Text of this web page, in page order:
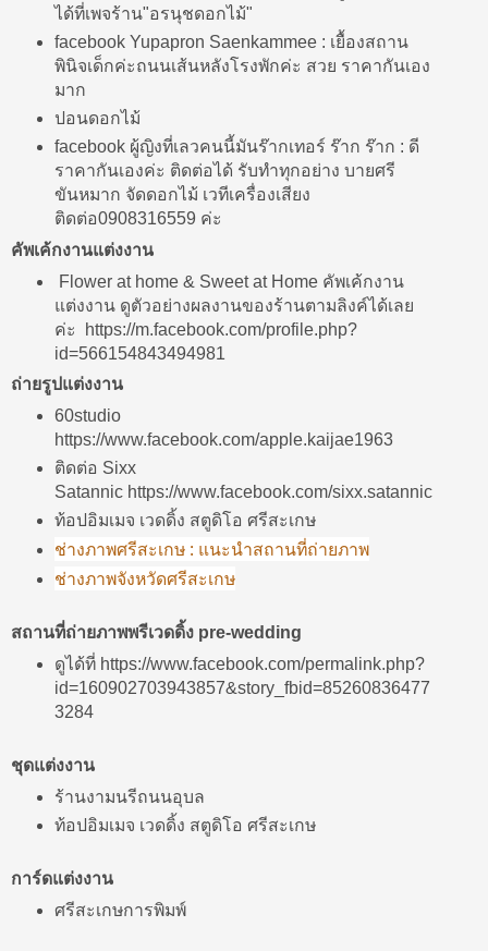
ได้ที่เพจร้าน"อรนุชดอกไม้"
facebook Yupapron Saenkammee : เยื้องสถาน
พินิจเด็กค่ะถนนเส้นหลังโรงพักค่ะ สวย ราคากันเอง
มาก
ปอนดอกไม้
facebook ผู้ญิงที่เลวคนนี้มันร๊ากเทอร์ ร๊าก ร๊าก : ดี
ราคากันเองค่ะ ติดต่อได้ รับทำทุกอย่าง บายศรี
ขันหมาก จัดดอกไม้ เวทีเครื่องเสียง
ติดต่อ0908316559 ค่ะ
คัพเค้กงานแต่งงาน
Flower at home & Sweet at Home คัพเค้กงาน
แต่งงาน ดูตัวอย่างผลงานของร้านตามลิงค์ได้เลย
ค่ะ https://m.facebook.com/profile.php?
id=566154843494981
ถ่ายรูปแต่งงาน
60studio
https://www.facebook.com/apple.kaijae1963
ติดต่อ Sixx
Satannic https://www.facebook.com/sixx.satannic
ท้อปอิมเมจ เวดดิ้ง สตูดิโอ ศรีสะเกษ‎
ช่างภาพศรีสะเกษ : แนะนำสถานที่ถ่ายภาพ
ช่างภาพจังหวัดศรีสะเกษ
สถานที่ถ่ายภาพพรีเวดดิ้ง pre-wedding
ดูได้ที่ https://www.facebook.com/permalink.php?
id=160902703943857&story_fbid=85260836477
3284
ชุดแต่งงาน
ร้านงามนรีถนนอุบล
ท้อปอิมเมจ เวดดิ้ง สตูดิโอ ศรีสะเกษ‎
การ์ดแต่งงาน
ศรีสะเกษการพิมพ์